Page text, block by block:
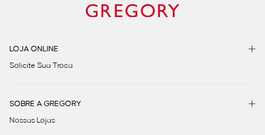
LOJA ONLINE
Solicite Sua Troca
SOBRE A GREGORY
Nossas Lojas